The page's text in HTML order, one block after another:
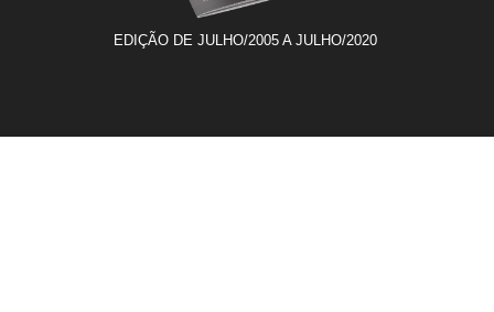
EDIÇÃO DE JULHO/2005 A JULHO/2020